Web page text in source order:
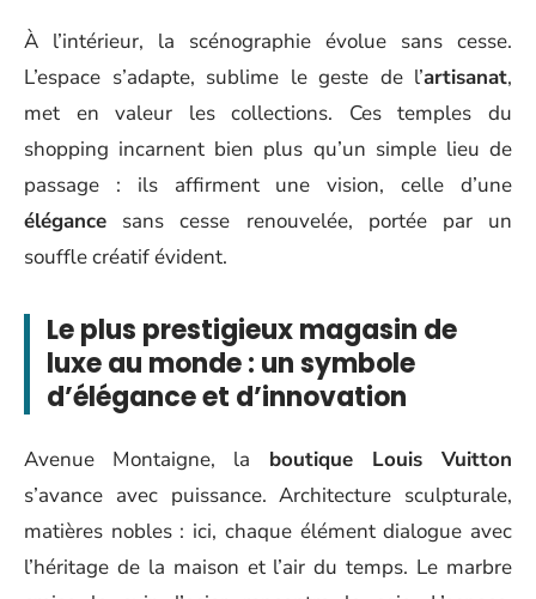
À l’intérieur, la scénographie évolue sans cesse.
L’espace s’adapte, sublime le geste de l’artisanat,
met en valeur les collections. Ces temples du
shopping incarnent bien plus qu’un simple lieu de
passage : ils affirment une vision, celle d’une
élégance sans cesse renouvelée, portée par un
souffle créatif évident.
Le plus prestigieux magasin de
luxe au monde : un symbole
d’élégance et d’innovation
Avenue Montaigne, la boutique Louis Vuitton
s’avance avec puissance. Architecture sculpturale,
matières nobles : ici, chaque élément dialogue avec
l’héritage de la maison et l’air du temps. Le marbre